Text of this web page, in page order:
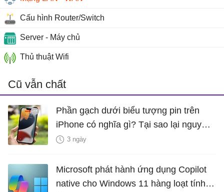
Cấu hình Router/Switch
Server - Máy chủ
Thủ thuật Wifi
Cũ vẫn chất
Phần gạch dưới biểu tượng pin trên
iPhone có nghĩa gì? Tại sao lại nguy
hiểm?
3 ngày
Microsoft phát hành ứng dụng Copilot
native cho Windows 11 hàng loạt tính